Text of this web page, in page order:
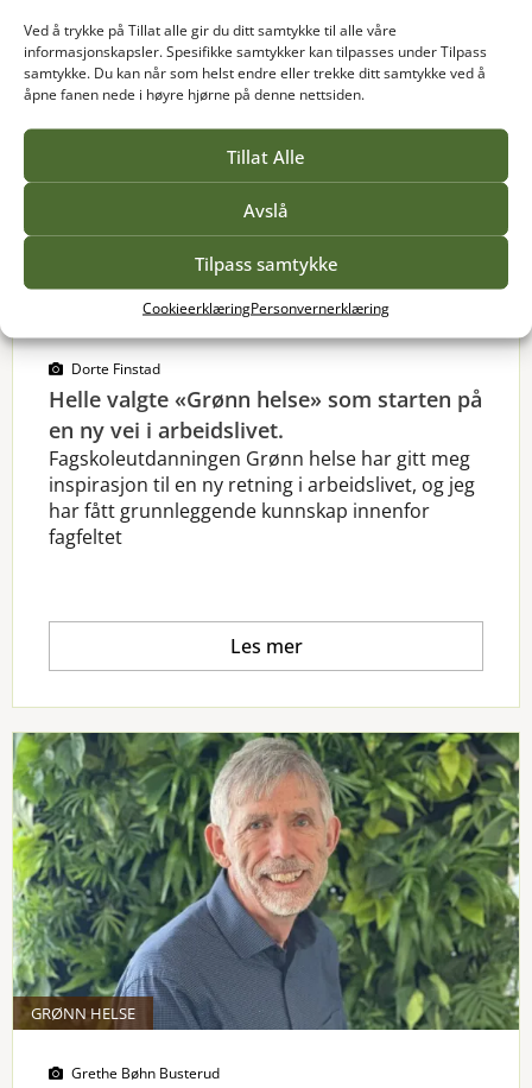
Ved å trykke på Tillat alle gir du ditt samtykke til alle våre
informasjonskapsler. Spesifikke samtykker kan tilpasses under Tilpass
samtykke. Du kan når som helst endre eller trekke ditt samtykke ved å
åpne fanen nede i høyre hjørne på denne nettsiden.
Tillat Alle
Avslå
Tilpass samtykke
CookieerklæringPersonvernerklæring
Dorte Finstad
Helle valgte «Grønn helse» som starten på
en ny vei i arbeidslivet.
Fagskoleutdanningen Grønn helse har gitt meg
inspirasjon til en ny retning i arbeidslivet, og jeg
har fått grunnleggende kunnskap innenfor
fagfeltet
Les mer
GRØNN HELSE
Grethe Bøhn Busterud